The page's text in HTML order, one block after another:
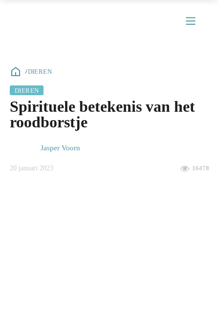
/DIEREN
DIEREN
Spirituele betekenis van het
roodborstje
Jasper Voorn
20 januari 2023 16478